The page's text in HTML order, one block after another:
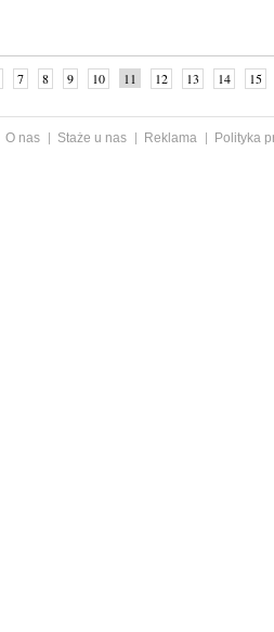
7 8 9 10 11 12 13 14 15
O nas Staże u nas Reklama
Polityka